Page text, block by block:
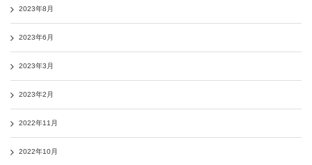
2023年8月
2023年6月
2023年3月
2023年2月
2022年11月
2022年10月